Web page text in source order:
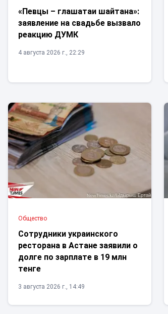
«Певцы – глашатаи шайтана»:
заявление на свадьбе вызвало
реакцию ДУМК
4 августа 2026 г., 22:29
Общество
Сотрудники украинского
ресторана в Астане заявили о
долге по зарплате в 19 млн
тенге
3 августа 2026 г., 14:49